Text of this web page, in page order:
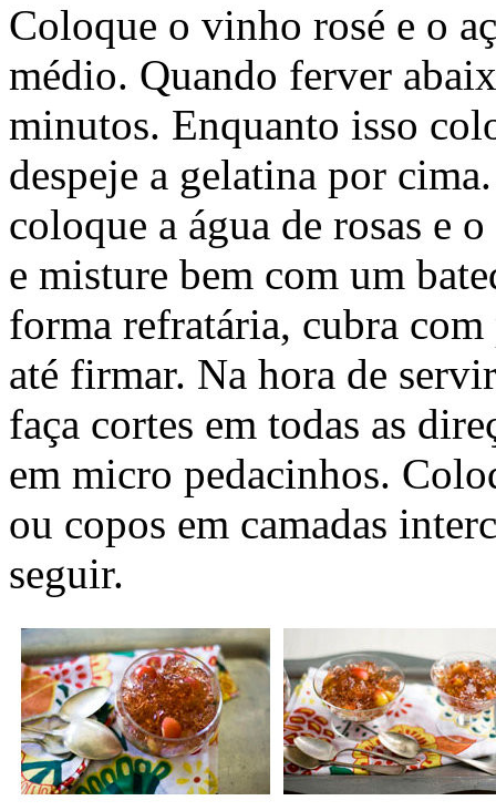
Coloque o vinho rosé e o
médio. Quando ferver
minutos. Enquanto isso
despeje a gelatina por
coloque a água de rosas e
e misture bem com um
forma refratária, cubra
até firmar. Na hora de
faça cortes em todas as
em micro pedacinhos.
ou copos em camadas
seguir.